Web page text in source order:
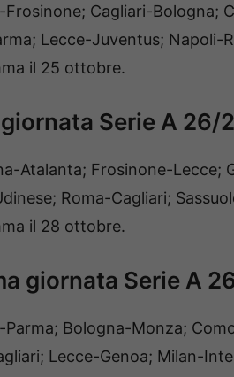
Frosinone; Cagliari-Bologna;
Lecce-Juventus; Napoli-
il 25 ottobre.
Serie A 26/
Atalanta; Frosinone-Lecce;
Roma-Cagliari;
il 28 ottobre.
giornata Serie A
Parma; Bologna-Monza;
Lecce-Genoa; Milan-